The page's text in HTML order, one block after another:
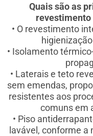
Quais são as
revestimento
• O revestimento
• Isolamento
• Laterais e teto
sem emendas,
resistentes aos
comuns em
• Piso
lavável, conforme a